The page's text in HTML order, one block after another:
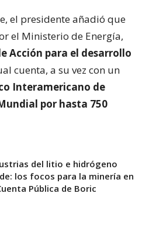
el presidente añadió que
el Ministerio de Energía,
Acción para el desarrollo
cuenta, a su vez con un
Interamericano de
por hasta 750
del litio e hidrógeno
los focos para la minería en
Pública de Boric